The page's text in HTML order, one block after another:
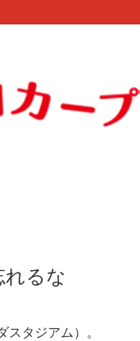
るな
タジアム）。